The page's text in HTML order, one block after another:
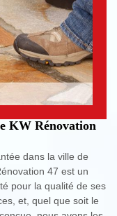
KW Rénovation
dans la ville de
47 est un
pour la qualité de ses
et, quel que soit le